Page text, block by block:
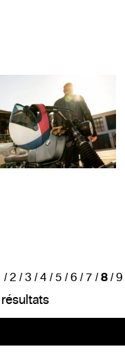
/2 /3 /4 /5 /6 /7 /8 /9